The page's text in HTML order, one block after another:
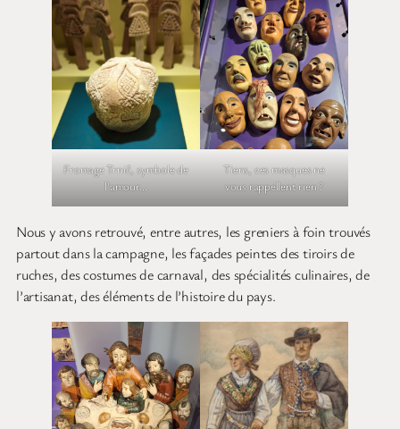
Fromage Trnič, symbole de
l’amour…
Tiens, ces masques ne
vous rappellent rien ?
Nous y avons retrouvé, entre autres, les greniers à foin trouvés
partout dans la campagne, les façades peintes des tiroirs de
ruches, des costumes de carnaval, des spécialités culinaires, de
l’artisanat, des éléments de l’histoire du pays.